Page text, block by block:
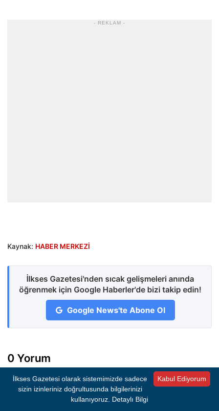
- REKLAM -
Kaynak: HABER MERKEZİ
İlkses Gazetesi'nden sıcak gelişmeleri anında
öğrenmek için Google Haberler'de bizi takip edin!
Google News'te Abone Ol
0 Yorum
Henüz yorum yapılmamış. İlk yorumu siz yapın! Kabul Ediyorum
İlkses Gazetesi olarak sistemimizde sadece
sizin izinleriniz doğrultusunda bilgilerinizi
kullanıyoruz. Detaylı Bilgi